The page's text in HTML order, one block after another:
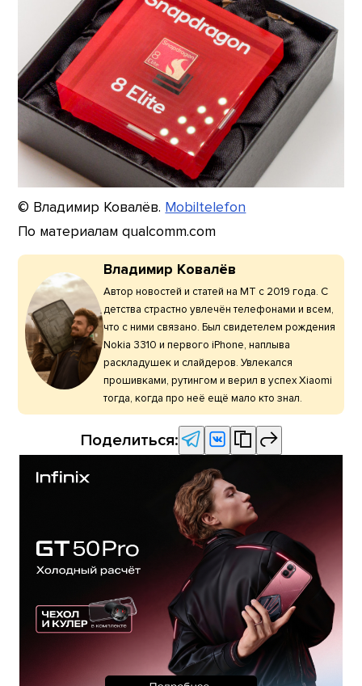
© Владимир Ковалёв. Mobiltelefon
По материалам qualcomm.com
Владимир Ковалёв
Автор новостей и статей на МТ с 2019 года. С
детства страстно увлечён телефонами и всем,
что с ними связано. Был свидетелем рождения
Nokia 3310 и первого iPhone, наплыва
раскладушек и слайдеров. Увлекался
прошивками, рутингом и верил в успех Xiaomi
тогда, когда про неё ещё мало кто знал.
Поделиться: